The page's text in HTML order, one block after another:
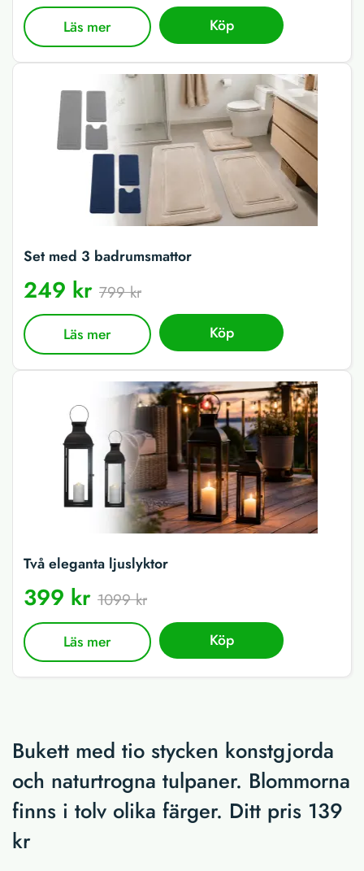
Läs mer Köp
Set med 3 badrumsmattor
249 kr 799 kr
Läs mer Köp
Två eleganta ljuslyktor
399 kr 1099 kr
Läs mer Köp
Bukett med tio stycken konstgjorda
och naturtrogna tulpaner. Blommorna
finns i tolv olika färger. Ditt pris 139
kr